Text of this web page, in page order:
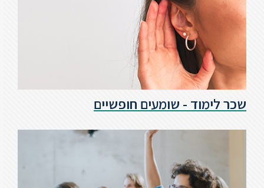
היחידה
לבינלאומיות
ספריה
משרתי
מילואים
והטבות
שכר לימוד - שומעים חופשיים